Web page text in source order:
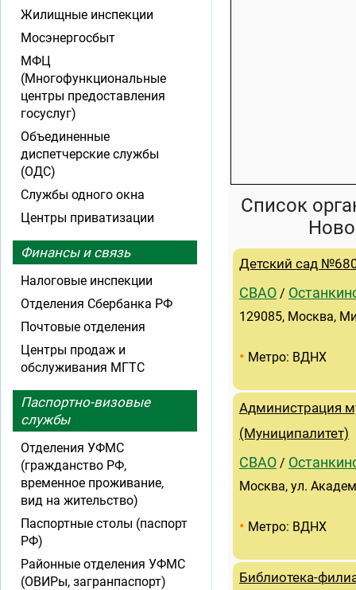
Список
Детский сад
СВАО /
129085, Москва,
• Метро: ВДНХ
Администрация
(Муниципалитет)
СВАО /
Москва, ул.
• Метро: ВДНХ
Библиотека-
Жилищные инспекции
Мосэнергосбыт
МФЦ
(Многофункциональные
центры предоставления
госуслуг)
Объединенные
диспетчерские службы
(ОДС)
Службы одного окна
Центры приватизации
Финансы и связь
Налоговые инспекции
Отделения Сбербанка РФ
Почтовые отделения
Центры продаж и
обслуживания МГТС
Паспортно-визовые
службы
Отделения УФМС
(гражданство РФ,
временное проживание,
вид на жительство)
Паспортные столы (паспорт
РФ)
Районные отделения УФМС
(ОВИРы, загранпаспорт)